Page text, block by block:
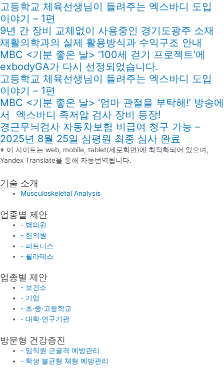
고등학교 체육선생님이 들려주는 엑스바디 도입
이야기 – 1편
9년 간 장비 교체없이 사용중인 경기도광주 소재
재활의학과의 실제 활용방식과 수익구조 안내
MBC <기분 좋은 날> ‘100세 걷기 프로젝트’에
exbodyGA가 다시 선정되었습니다.
고등학교 체육선생님이 들려주는 엑스바디 도입
이야기 – 1편
MBC <기분 좋은 날> ‘엄마 관절을 부탁해!’ 방송에
서 엑스바디 족저압 검사 장비 등장!
경근무늬검사 자동차보험 비급여 청구 가능 –
2025년 8월 25일 심평원 최종 심사 완료
※ 이 사이트는 web, mobile, tablet(세로화면)에 최적화되어 있으며,
Yandex Translate을 통해 자동번역됩니다.
기술 소개
Musculoskeletal Analysis
업종별 제안
- 병의원
- 한의원
- 피트니스
- 필라테스
업종별 제안
- 보건소
- 기업
- 초·중·고등학교
- 대학·연구기관
방문형 건강증진
- 임직원 근골격 예방관리
- 학생 불균형 체형 예방관리